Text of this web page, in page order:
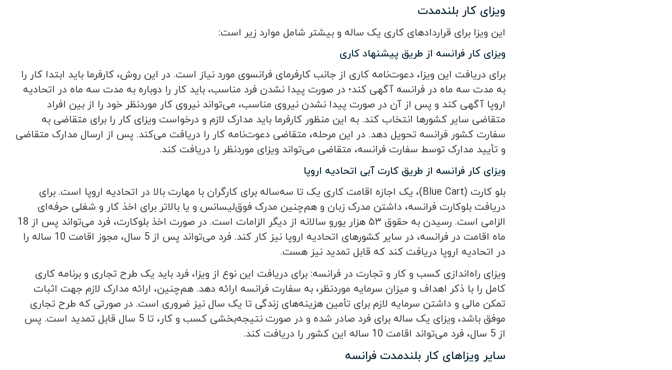
ویزای کار بلندمدت
این ویزا برای قراردادهای کاری یک ساله و بیشتر شامل موارد زیر است:
ویزای کار فرانسه از طریق پیشنهاد کاری
برای دریافت این ویزا، دعوت‌نامه کاری از جانب کارفرمای فرانسوی مورد نیاز است. در این روش، کارفرما باید ابتدا کار را
به مدت سه ماه در فرانسه آگهی کند؛ در صورت پیدا نشدن فرد مناسب، باید کار را دوباره به مدت سه ماه در اتحادیه
اروپا آگهی کند و پس از آن در صورت پیدا نشدن نیروی مناسب، می‌تواند نیروی کار موردنظر خود را از بین افراد
متقاضی سایر کشور‌ها انتخاب کند. به این منظور کارفرما باید مدارک لازم و درخواست ویزای کار را برای متقاضی به
سفارت کشور فرانسه تحویل دهد. در این مرحله، متقاضی دعوت‌نامه کار را دریافت می‌کند. پس از ارسال مدارک متقاضی
و تأیید مدارک توسط سفارت فرانسه، متقاضی می‌تواند ویزای موردنظر را دریافت کند.
ویزای کار فرانسه از طریق کارت آبی اتحادیه اروپا
بلو کارت (Blue Cart)، یک اجازه اقامت کاری یک تا سه‌ساله برای کارگران با مهارت بالا در اتحادیه اروپا است. برای
دریافت بلوکارت فرانسه، داشتن مدرک زبان و هم‌چنین مدرک فوق‌لیسانس و یا بالاتر برای اخذ کار و شغلی حرفه‌ای
الزامی است. رسیدن به حقوق ۵۳ هزار یورو سالانه از دیگر الزامات است. در صورت اخذ بلوکارت، فرد می‌تواند پس از 18
ماه اقامت در فرانسه، در سایر کشورهای اتحادیه اروپا نیز کار کند. فرد می‌تواند پس از 5 سال، مجوز اقامت 10 ساله را
در اتحادیه اروپا دریافت کند که قابل تمدید نیز هست.
ویزای راه‌اندازی کسب و کار و تجارت در فرانسه: برای دریافت این نوع از ویزا، فرد باید یک طرح تجاری و برنامه کاری
کامل را با ذکر اهداف و میزان سرمایه موردنظر، به سفارت فرانسه ارائه دهد. هم‌چنین، ارائه مدارک لازم جهت اثبات
تمکن مالی و داشتن سرمایه لازم برای تأمین هزینه‌های زندگی تا یک سال نیز ضروری است. در صورتی که طرح تجاری
موفق باشد، ویزای یک ساله برای فرد صادر شده و در صورت نتیجه‌بخشی کسب و کار، تا 5 سال قابل تمدید است. پس
از 5 سال، فرد می‌تواند اقامت 10 ساله این کشور را دریافت کند.
سایر ویزاهای کار بلندمدت فرانسه